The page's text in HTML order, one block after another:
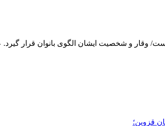
وقار و شخصیت ایشان الگوی بانوان قرار